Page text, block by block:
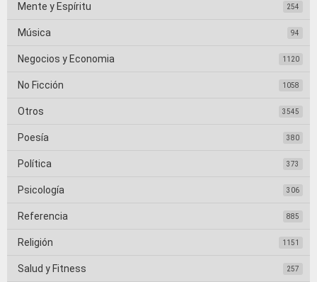
Mente y Espíritu 254
Música 94
Negocios y Economia 1120
No Ficción 1058
Otros 3545
Poesía 380
Política 373
Psicología 306
Referencia 885
Religión 1151
Salud y Fitness 257